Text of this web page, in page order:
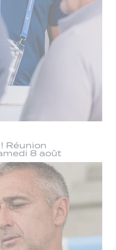
Réunion
8 août